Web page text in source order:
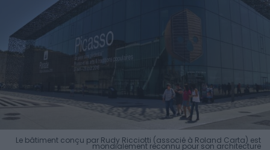
Le bâtiment conçu par Rudy Ricciotti (associé à Roland Carta) est
mondialement reconnu pour son architecture